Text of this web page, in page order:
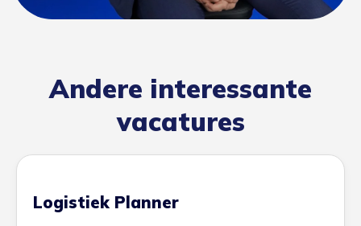
Andere interessante
vacatures
Logistiek Planner